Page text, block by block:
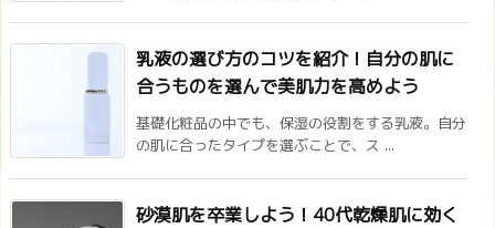
乳液の選び方のコツを紹介！自分の肌に
合うものを選んで美肌力を高めよう
基礎化粧品の中でも、保湿の役割をする乳液。自分
の肌に合ったタイプを選ぶことで、ス ...
砂漠肌を卒業しよう！40代乾燥肌に効く